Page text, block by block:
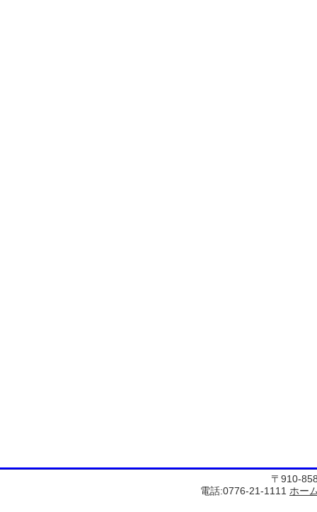
〒910-
電話:0776-21-1111 ホー